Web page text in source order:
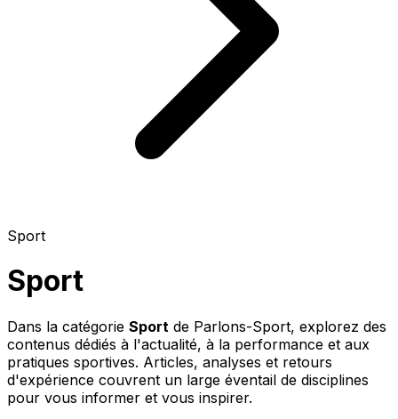
Sport
Sport
Dans la catégorie Sport de Parlons-Sport, explorez des
contenus dédiés à l'actualité, à la performance et aux
pratiques sportives. Articles, analyses et retours
d'expérience couvrent un large éventail de disciplines
pour vous informer et vous inspirer.